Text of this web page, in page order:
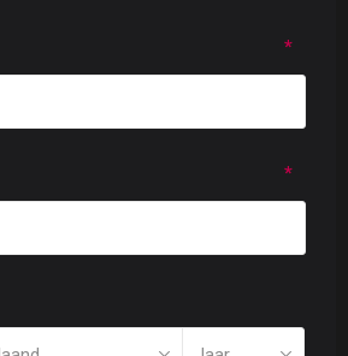
*
*